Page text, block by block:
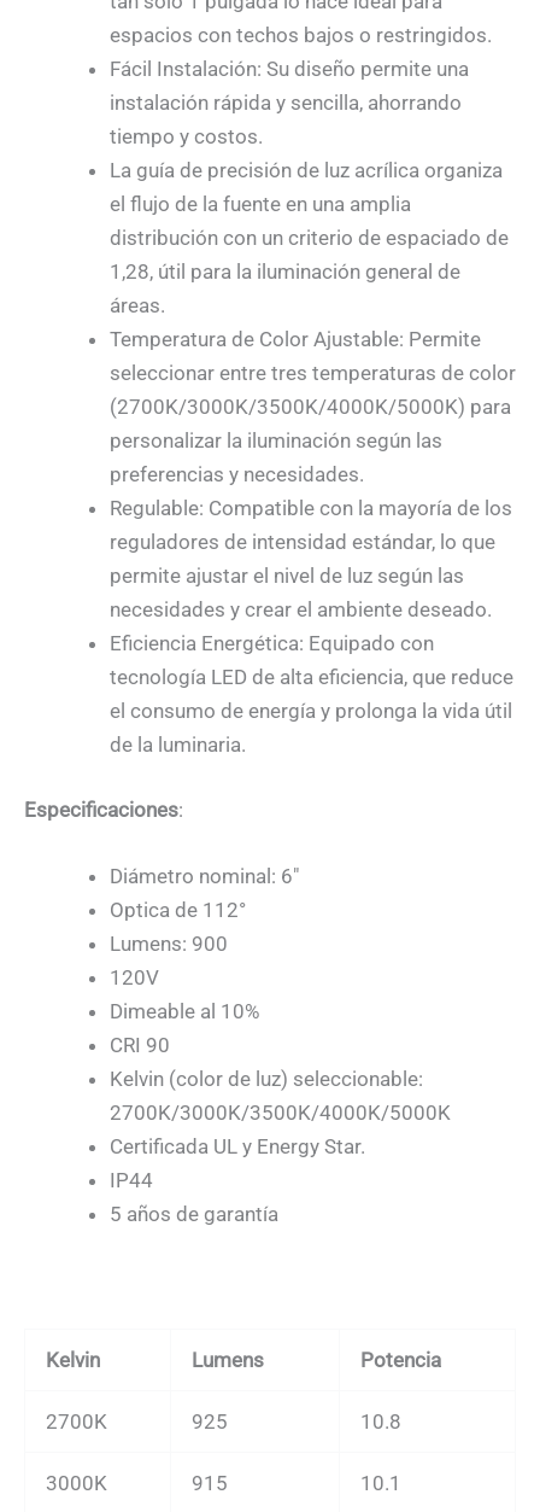
espacios con techos bajos o restringidos.
Fácil Instalación: Su diseño permite una
instalación rápida y sencilla, ahorrando
tiempo y costos.
La guía de precisión de luz acrílica organiza
el flujo de la fuente en una amplia
distribución con un criterio de espaciado de
1,28, útil para la iluminación general de
áreas.
Temperatura de Color Ajustable: Permite
seleccionar entre tres temperaturas de color
(2700K/3000K/3500K/4000K/5000K) para
personalizar la iluminación según las
preferencias y necesidades.
Regulable: Compatible con la mayoría de los
reguladores de intensidad estándar, lo que
permite ajustar el nivel de luz según las
necesidades y crear el ambiente deseado.
Eficiencia Energética: Equipado con
tecnología LED de alta eficiencia, que reduce
el consumo de energía y prolonga la vida útil
de la luminaria.
Especificaciones:
Diámetro nominal: 6″
Optica de 112°
Lumens: 900
120V
Dimeable al 10%
CRI 90
Kelvin (color de luz) seleccionable:
2700K/3000K/3500K/4000K/5000K
Certificada UL y Energy Star.
IP44
5 años de garantía
Kelvin Lumens Potencia
2700K 925 10.8
3000K 915 10.1